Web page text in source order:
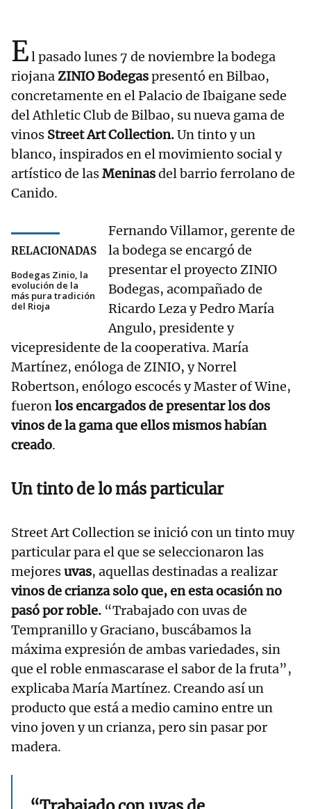
El pasado lunes 7 de noviembre la bodega
riojanaZINIO Bodegaspresentó en Bilbao,
concretamente en el Palacio de Ibaigane sede
del Athletic Club de Bilbao, su nueva gama de
vinos Street Art Collection.Un tinto y un
blanco, inspirados en el movimiento social y
artístico de lasMeninasdel barrio ferrolano de
Canido.
RELACIONADAS
Bodegas Zinio, la
evolución de la
más pura tradición
del Rioja
Fernando Villamor, gerente de
la bodega se encargó de
presentar el proyecto ZINIO
Bodegas, acompañado de
Ricardo Leza y Pedro María
Angulo, presidente y
vicepresidente de la cooperativa. María
Martínez, enóloga de ZINIO, y Norrel
Robertson, enólogo escocés y Master of Wine,
fueronlos encargados de presentar los dos
vinos de la gama que ellos mismos habían
creado.
Un tinto de lo más particular
Street Art Collection se inició con un tinto muy
particular para el que se seleccionaron las
mejoresuvas, aquellas destinadas a realizar
vinos de crianza solo que, en esta ocasión no
pasó por roble. “Trabajado con uvas de
Tempranillo y Graciano, buscábamos la
máxima expresión de ambas variedades, sin
que el roble enmascarase el sabor de la fruta”,
explicaba María Martínez. Creando así un
producto que está a medio camino entre un
vino joven y un crianza, pero sin pasar por
madera.